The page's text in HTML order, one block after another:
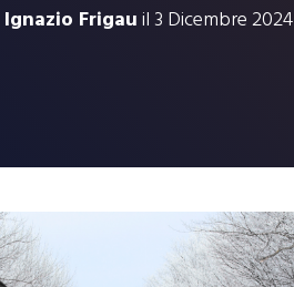
Ignazio Frigauil 3 Dicembre 2024